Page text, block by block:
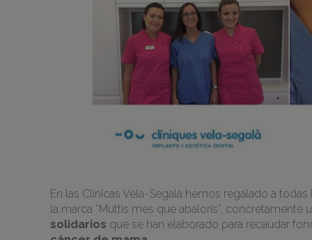
En las Clínicas Vela-Segalà hemos regalado a
la marca “Muttis més que abaloris”, concretamente
solidarios que se han elaborado para recaudar